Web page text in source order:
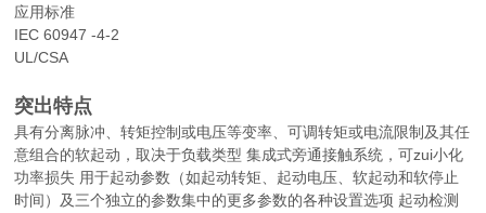
应用标准
IEC 60947 -4-2
UL/CSA
突出特点
具有分离脉冲、转矩控制或电压等变率、可调转矩或电流限制及其任
意组合的软起动，取决于负载类型 集成式旁通接触系统，可zui小化
功率损失 用于起动参数（如起动转矩、起动电压、软起动和软停止
时间）及三个独立的参数集中的更多参数的各种设置选项 起动检测